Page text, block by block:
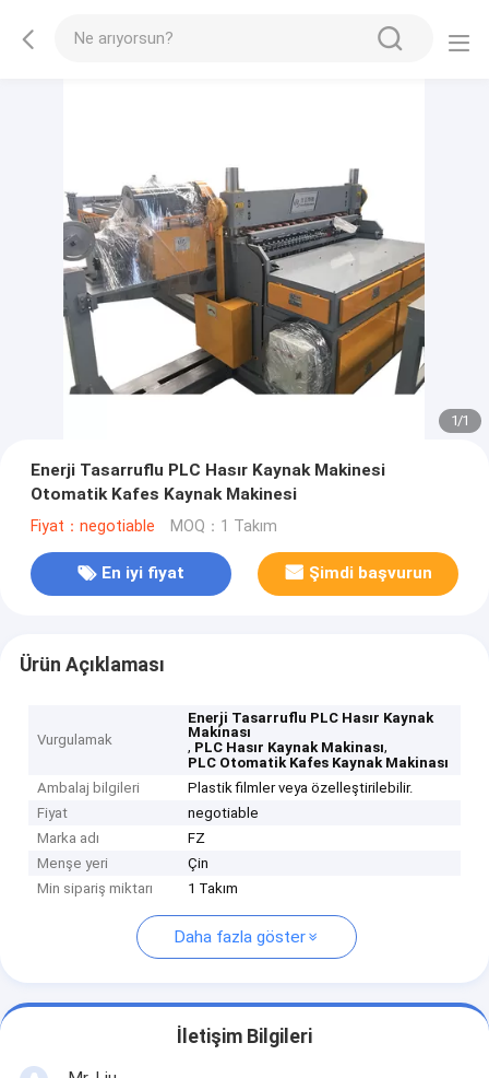
1/1
Enerji Tasarruflu PLC Hasır Kaynak Makinesi
Otomatik Kafes Kaynak Makinesi
Fiyat：negotiable MOQ：1 Takım
En iyi fiyat Şimdi başvurun
Ürün Açıklaması
Vurgulamak
Enerji Tasarruflu PLC Hasır Kaynak
Makinası
, PLC Hasır Kaynak Makinası,
PLC Otomatik Kafes Kaynak Makinası
Ambalaj bilgileri
Plastik filmler veya özelleştirilebilir.
Fiyat
negotiable
Marka adı
FZ
Menşe yeri
Çin
Min sipariş miktarı
1 Takım
Daha fazla göster
İletişim Bilgileri